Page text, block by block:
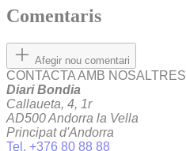
Comentaris
Afegir nou comentari
CONTACTA AMB NOSALTRES
Diari Bondia
Callaueta, 4, 1r
AD500 Andorra la Vella
Principat d'Andorra
Tel. +376 80 88 88